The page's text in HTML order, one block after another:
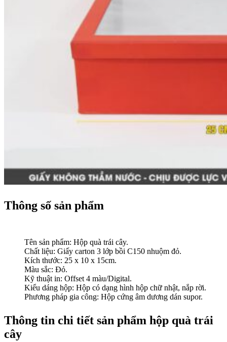
Thông số sản phẩm
Tên sản phẩm: Hộp quà trái cây.
Chất liệu: Giấy carton 3 lớp bồi C150 nhuộm đỏ.
Kích thước: 25 x 10 x 15cm.
Màu sắc: Đỏ.
Kỹ thuật in: Offset 4 màu/Digital.
Kiểu dáng hộp: Hộp có dạng hình hộp chữ nhật, nắp rời.
Phương pháp gia công: Hộp cứng âm dương dán supor.
Thông tin chi tiết sản phẩm hộp quà trái
cây